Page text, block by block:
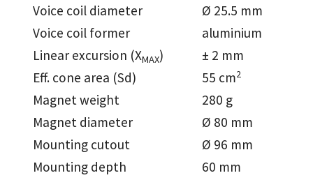
Voice coil diameter
Ø 25.5 mm
Voice coil former
aluminium
Linear excursion (XMAX)
± 2 mm
Eff. cone area (Sd)
55 cm2
Magnet weight
280 g
Magnet diameter
Ø 80 mm
Mounting cutout
Ø 96 mm
Mounting depth
60 mm